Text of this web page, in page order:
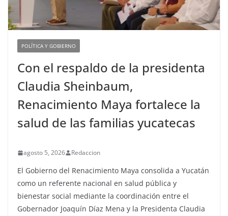
POLÍTICA Y GOBIERNO
Con el respaldo de la presidenta
Claudia Sheinbaum,
Renacimiento Maya fortalece la
salud de las familias yucatecas
agosto 5, 2026 Redaccion
El Gobierno del Renacimiento Maya consolida a Yucatán
como un referente nacional en salud pública y
bienestar social mediante la coordinación entre el
Gobernador Joaquín Díaz Mena y la Presidenta Claudia